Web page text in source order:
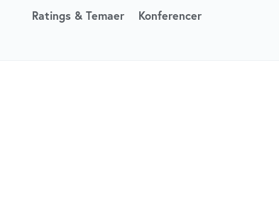
Ratings & Temaer
Konferencer